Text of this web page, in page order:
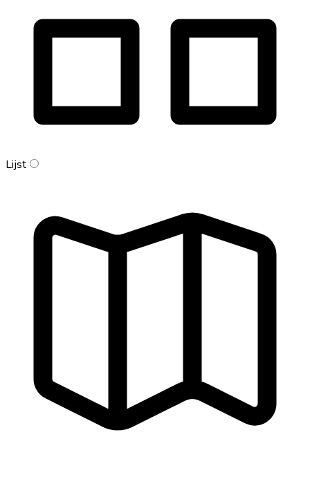
Lijst